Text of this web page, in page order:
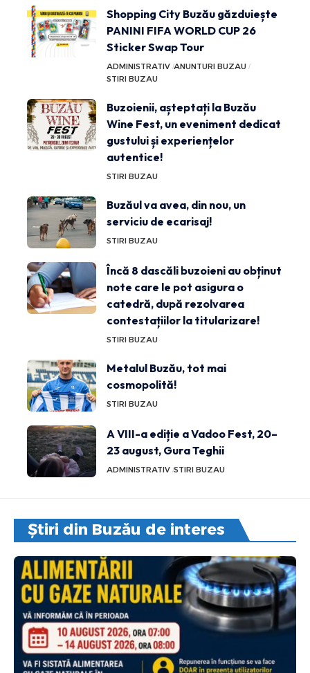
Shopping City Buzău găzduiește
PANINI FIFA WORLD CUP 26
Sticker Swap Tour
ADMINISTRATIV ANUNTURI BUZAU
STIRI BUZAU
Buzoienii, așteptați la Buzău
Wine Fest, un eveniment dedicat
gustului și experiențelor
autentice!
STIRI BUZAU
Buzăul va avea, din nou, un
serviciu de ecarisaj!
STIRI BUZAU
Încă 8 dascăli buzoieni au obținut
note care le pot asigura o
catedră, după rezolvarea
contestațiilor la titularizare!
STIRI BUZAU
Metalul Buzău, tot mai
cosmopolită!
STIRI BUZAU
A VIII-a ediție a Vadoo Fest, 20–
23 august, Gura Teghii
ADMINISTRATIV STIRI BUZAU
Știri din Buzău de interes